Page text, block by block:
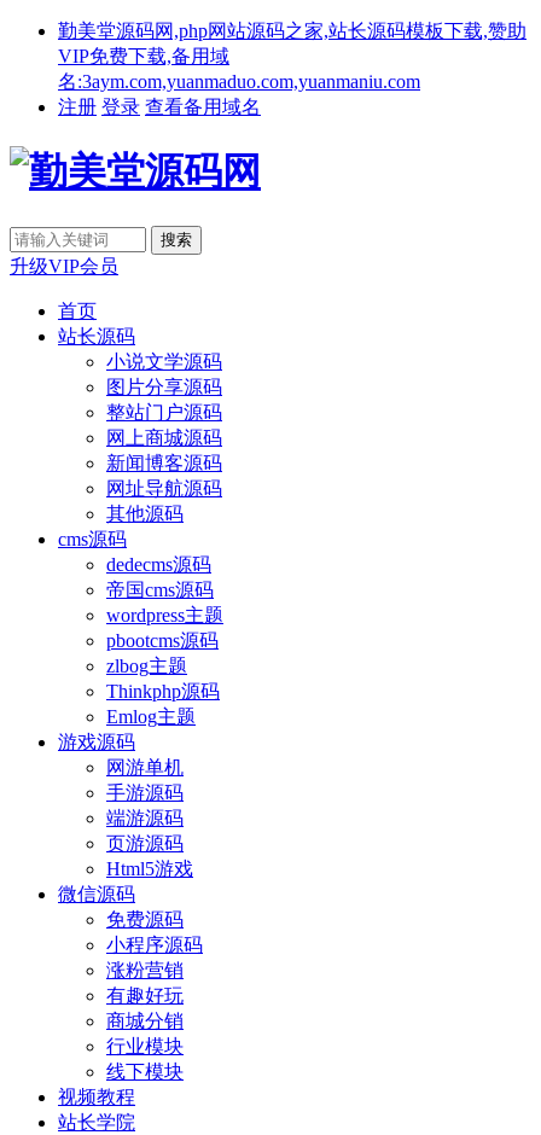
勤美堂源码网,php网站源码之家,站长源码模板下载,赞助
VIP免费下载,备用域
名:3aym.com,yuanmaduo.com,yuanmaniu.com
注册 登录 查看备用域名
升级VIP会员
首页
站长源码
小说文学源码
图片分享源码
整站门户源码
网上商城源码
新闻博客源码
网址导航源码
其他源码
cms源码
dedecms源码
帝国cms源码
wordpress主题
pbootcms源码
zlbog主题
Thinkphp源码
Emlog主题
游戏源码
网游单机
手游源码
端游源码
页游源码
Html5游戏
微信源码
免费源码
小程序源码
涨粉营销
有趣好玩
商城分销
行业模块
线下模块
视频教程
站长学院